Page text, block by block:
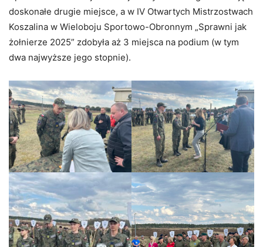
doskonałe drugie miejsce, a w IV Otwartych Mistrzostwach
Koszalina w Wieloboju Sportowo-Obronnym „Sprawni jak
żołnierze 2025” zdobyła aż 3 miejsca na podium (w tym
dwa najwyższe jego stopnie).